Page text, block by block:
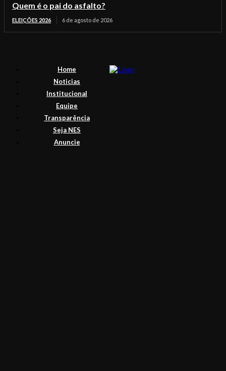
Quem é o pai do asfalto?
ELEIÇÕES 2026 6 de agosto de 2026
Home
Noticias
Institucional
Equipe
Transparência
Seja NES
Anuncie